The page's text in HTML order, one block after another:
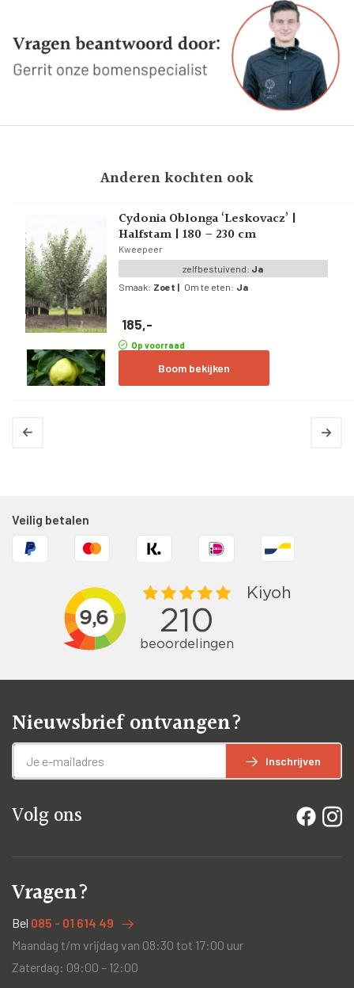
Anderen kochten ook
Cydonia Oblonga ‘Leskovacz’ |
Halfstam | 180 – 230 cm
Kweepeer
zelfbestuivend: Ja
Smaak: Zoet | Om te eten: Ja
185,-
Op voorraad
Boom bekijken
Veilig betalen
Nieuwsbrief ontvangen?
Inschrijven
Volg ons
Vragen?
Bel 085 - 01 614 49
Maandag t/m vrijdag van 08:30 tot 17:00 uur
Zaterdag: 09:00 – 12:00